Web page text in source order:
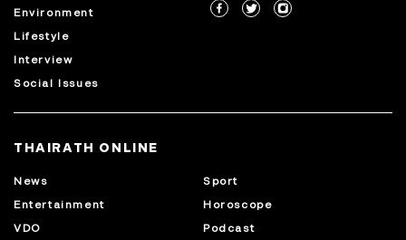
Environment
Lifestyle
Interview
Social Issues
THAIRATH ONLINE
News
Sport
Entertainment
Horoscope
VDO
Podcast